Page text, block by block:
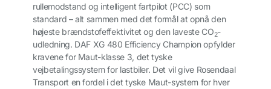
rullemodstand og intelligent fartpilot (PCC) som
standard – alt sammen med det formål at opnå den
højeste brændstofeffektivitet og den laveste CO2-
udledning. DAF XG 480 Efficiency Champion opfylder
kravene for Maut-klasse 3, det tyske
vejbetalingssystem for lastbiler. Det vil give Rosendaal
Transport en fordel i det tyske Maut-system for hver